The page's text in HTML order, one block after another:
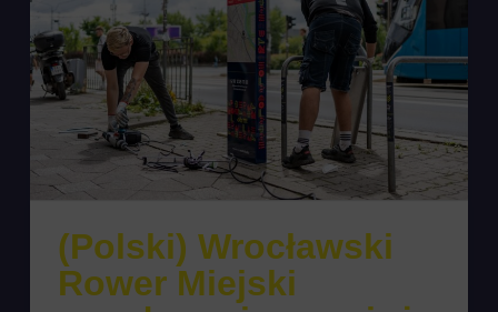
(Polski) Wrocławski
Rower Miejski